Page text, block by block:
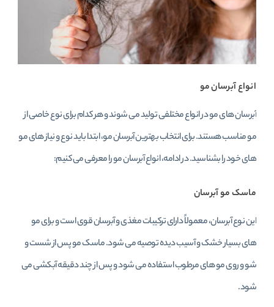
انواع آبرسان مو
آبرسان‌ های مو در انواع مختلفی تولید می‌ شوند و هر کدام برای نوع خاصی از
مو مناسب هستند. برای انتخاب بهترین آبرسان مو، ابتدا باید نوع و نیاز های مو
های خود را بشناسید. در ادامه، انواع آبرسان مو را معرفی می‌ کنیم:
ماسک مو آبرسان
این نوع آبرسان، معمولاً دارای ترکیبات مغذی و آبرسان قوی است و برای مو
های بسیار خشک و آسیب‌ دیده توصیه می‌ شود. ماسک مو پس از شست‌ و
شو و روی مو های مرطوب استفاده می‌ شود و پس از چند دقیقه آبکشی می‌
شود.